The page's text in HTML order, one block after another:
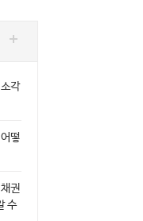
각
떻
권
수